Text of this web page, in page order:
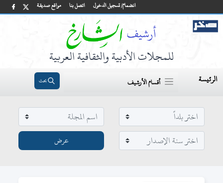
مواقع صديقة اتصل بنا انضمام/ تسجيل الدخول
للمجلات الأدبية والثقافية العربية
الرئيسة أقسام الأرشيف بحث